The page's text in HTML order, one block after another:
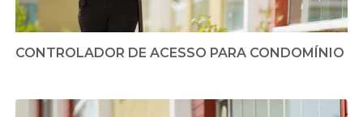
CONTROLADOR DE ACESSO PARA CONDOMÍNIO